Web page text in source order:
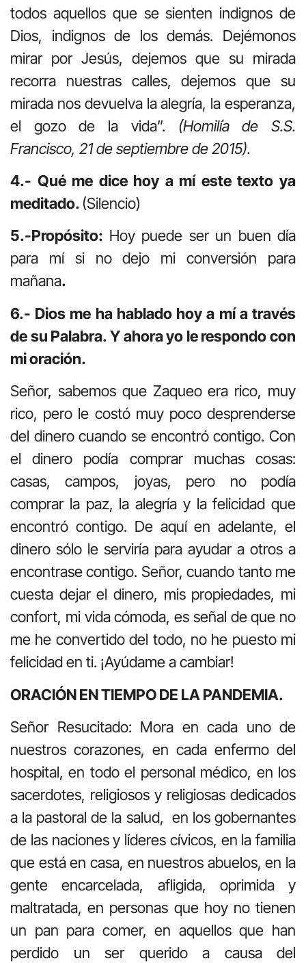
todos aquellos que se sienten indignos de
Dios, indignos de los demás. Dejémonos
mirar por Jesús, dejemos que su mirada
recorra nuestras calles, dejemos que su
mirada nos devuelva la alegría, la esperanza,
el gozo de la vida”. (Homilía de S.S.
Francisco, 21 de septiembre de 2015).
4.- Qué me dice hoy a mí este texto ya
meditado.(Silencio)
5.-Propósito: Hoy puede ser un buen día
para mí si no dejo mi conversión para
mañana.
6.- Dios me ha hablado hoy a mí a través
de su Palabra. Y ahora yo le respondo con
mi oración.
Señor, sabemos que Zaqueo era rico, muy
rico, pero le costó muy poco desprenderse
del dinero cuando se encontró contigo. Con
el dinero podía comprar muchas cosas:
casas, campos, joyas, pero no podía
comprar la paz, la alegría y la felicidad que
encontró contigo. De aquí en adelante, el
dinero sólo le serviría para ayudar a otros a
encontrase contigo. Señor, cuando tanto me
cuesta dejar el dinero, mis propiedades, mi
confort, mi vida cómoda, es señal de que no
me he convertido del todo, no he puesto mi
felicidad en ti. ¡Ayúdame a cambiar!
ORACIÓN EN TIEMPO DE LA PANDEMIA.
Señor Resucitado: Mora en cada uno de
nuestros corazones, en cada enfermo del
hospital, en todo el personal médico, en los
sacerdotes, religiosos y religiosas dedicados
a la pastoral de la salud, en los gobernantes
de las naciones y líderes cívicos, en la familia
que está en casa, en nuestros abuelos, en la
gente encarcelada, afligida, oprimida y
maltratada, en personas que hoy no tienen
un pan para comer, en aquellos que han
perdido un ser querido a causa del